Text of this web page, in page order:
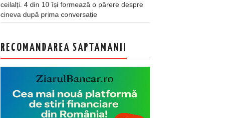
ceilalți. 4 din 10 își formează o părere despre
cineva după prima conversație
RECOMANDAREA SAPTAMANII